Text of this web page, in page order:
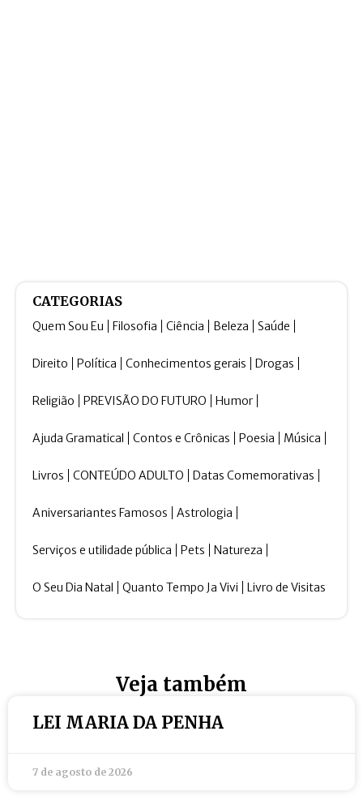
CATEGORIAS
Quem Sou Eu Filosofia Ciência Beleza Saúde
Direito Política Conhecimentos gerais Drogas
Religião PREVISÃO DO FUTURO Humor
Ajuda Gramatical Contos e Crônicas Poesia Música
Livros CONTEÚDO ADULTO Datas Comemorativas
Aniversariantes Famosos Astrologia
Serviços e utilidade pública Pets Natureza
O Seu Dia Natal Quanto Tempo Ja Vivi Livro de Visitas
Veja também
LEI MARIA DA PENHA
7 de agosto de 2026